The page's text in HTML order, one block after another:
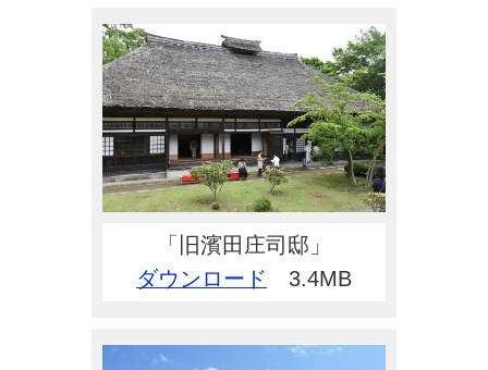
「旧濱田庄司邸」
ダウンロード 3.4MB